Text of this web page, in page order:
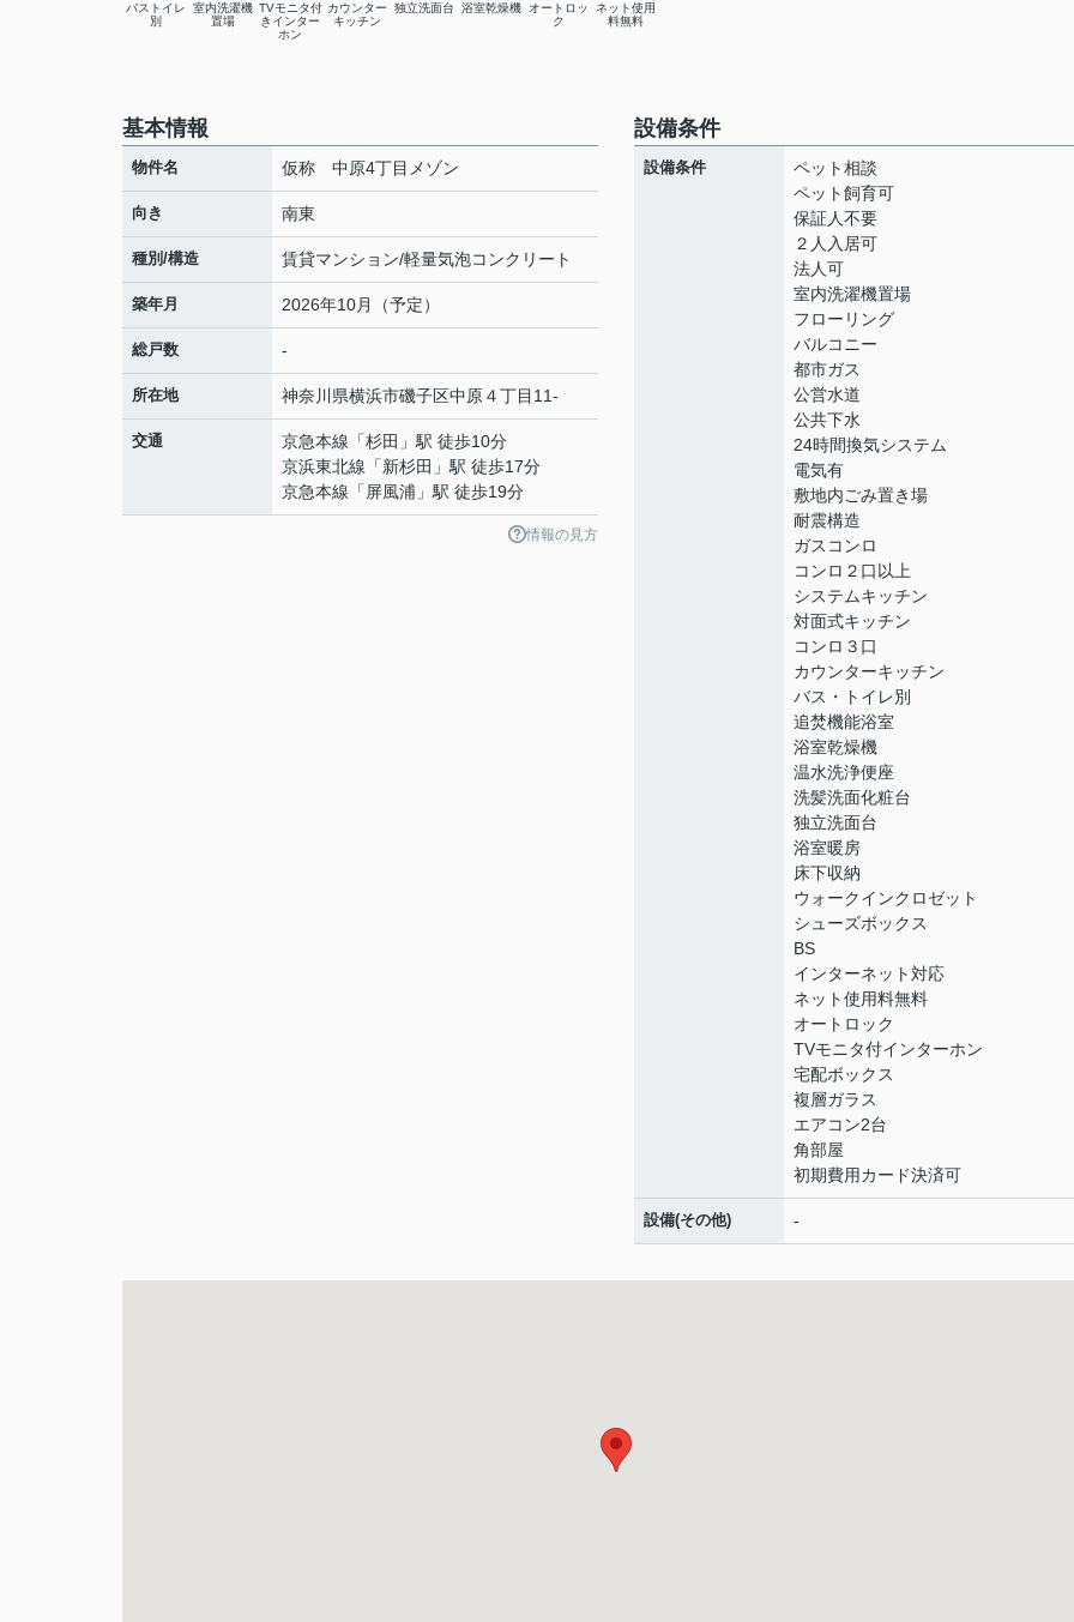
バストイレ
別
室内洗濯機
置場
TVモニタ付
きインター
ホン
カウンター
キッチン
独立洗面台 浴室乾燥機
オートロッ
ク
ネット使用
料無料
基本情報
物件名 仮称 中原4丁目メゾン
向き 南東
種別/構造 賃貸マンション/軽量気泡コンクリート
築年月 2026年10月（予定）
総戸数 -
所在地 神奈川県横浜市磯子区中原４丁目11-
交通 京急本線 「杉田 」駅 徒歩10分
京浜東北線 「新杉田 」駅 徒歩17分
京急本線 「 屏風浦 」駅 徒歩19分
情報の見方
設備条件
設備条件
ペット相談
ペット飼育可
保証人不要
２人入居可
法人可
室内洗濯機置場
フローリング
バルコニー
都市ガス
公営水道
公共下水
24時間換気システム
電気有
敷地内ごみ置き場
耐震構造
ガスコンロ
コンロ２口以上
システムキッチン
対面式キッチン
コンロ３口
カウンターキッチン
バス・トイレ別
追焚機能浴室
浴室乾燥機
温水洗浄便座
洗髪洗面化粧台
独立洗面台
浴室暖房
床下収納
ウォークインクロゼット
シューズボックス
BS
インターネット対応
ネット使用料無料
オートロック
TVモニタ付インターホン
宅配ボックス
複層ガラス
エアコン2台
角部屋
初期費用カード決済可
設備(その他) -